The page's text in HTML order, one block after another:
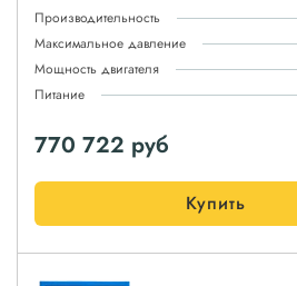
Производительность
Максимальное давление
Мощность двигателя
Питание
770 722 руб
Купить